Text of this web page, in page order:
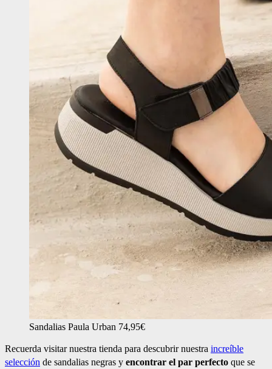
Sandalias Paula Urban 74,95€
Recuerda visitar nuestra tienda para descubrir nuestra increíble
selección de sandalias negras y encontrar el par perfecto que se